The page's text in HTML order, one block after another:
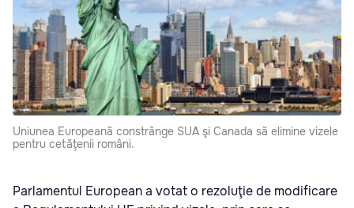
Uniunea Europeană constrânge SUA şi Canada să elimine vizele
pentru cetăţenii români.
Parlamentul European a votat o rezoluţie de modificare